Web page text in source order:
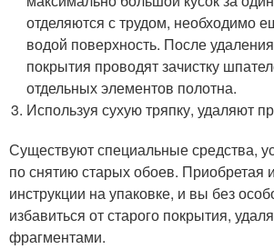
отделяются с трудом, необходимо
водой поверхность. После
покрытия проводят зачистку
отдельных элементов полотна.
Используя сухую тряпку, удаляют
Существуют специальные средства,
по снятию старых обоев. Приобретая
инструкции на упаковке, и вы без
избавиться от старого покрытия,
фрагментами.